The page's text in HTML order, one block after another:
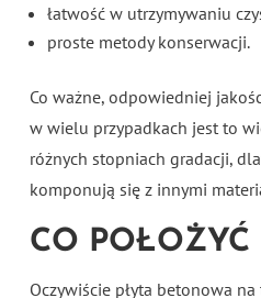
łatwość w utrzymywaniu
proste metody konserwacji.
Co ważne, odpowiedniej
w wielu przypadkach jest to
różnych stopniach gradacji,
komponują się z innymi
CO POŁOŻYĆ
Oczywiście płyta betonowa